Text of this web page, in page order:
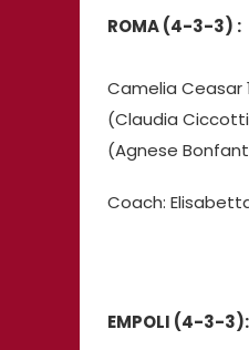
ROMA(4-3-3) :
Camelia Ceasar
(Claudia Ciccotti
(Agnese
Coach:
EMPOLI (4-3-3):